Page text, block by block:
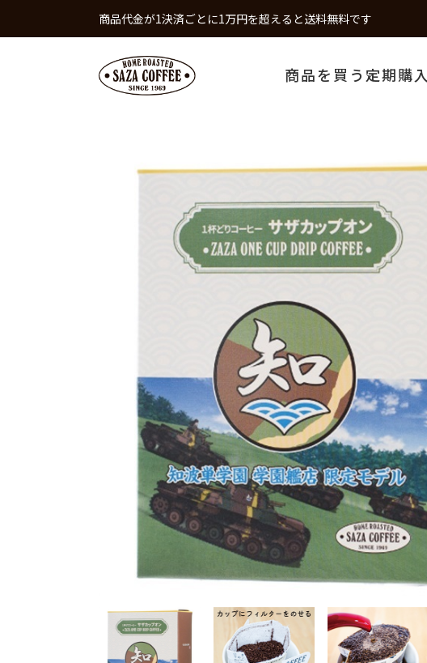
商品代金が1決済ごとに1万円を超えると送料無料です
商品を買う 定期購入